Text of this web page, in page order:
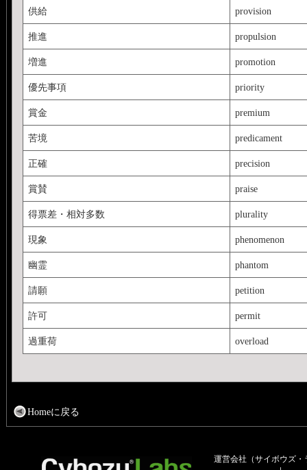
供給 provision
推進 propulsion
増進 promotion
優先事項 priority
賞金 premium
苦境 predicament
正確 precision
賞賛 praise
得票差・相対多数 plurality
現象 phenomenon
幽霊 phantom
請願 petition
許可 permit
過重荷 overload
Homeに戻る
運営会社（サイボウズ・